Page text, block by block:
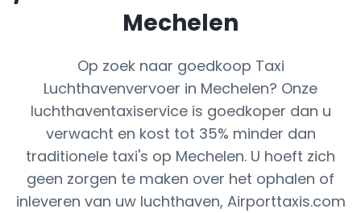
Mechelen
Op zoek naar goedkoop Taxi
Luchthavenvervoer in Mechelen? Onze
luchthaventaxiservice is goedkoper dan u
verwacht en kost tot 35% minder dan
traditionele taxi's op Mechelen. U hoeft zich
geen zorgen te maken over het ophalen of
inleveren van uw luchthaven, Airporttaxis.com